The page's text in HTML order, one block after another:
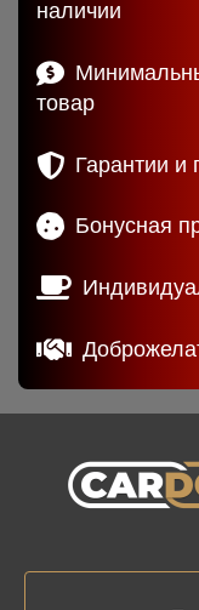
наличии
товар
Гарантии и
Бонусная